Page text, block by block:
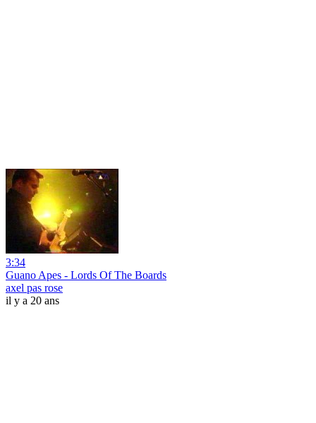
3:34
Guano Apes - Lords Of The Boards
axel pas rose
il y a 20 ans